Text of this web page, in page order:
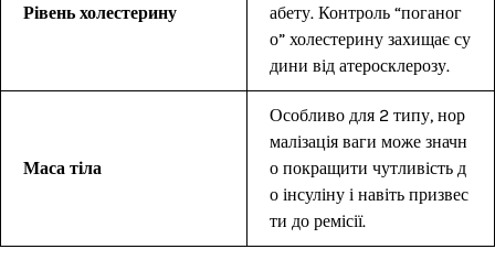
Рівень холестерину
абету. Контроль “поганог
о” холестерину захищає су
дини від атеросклерозу.
Маса тіла
Особливо для 2 типу, нор
малізація ваги може значн
о покращити чутливість д
о інсуліну і навіть призвес
ти до ремісії.